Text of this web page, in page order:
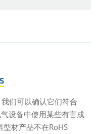
们可以确认它们符合
设备中使用某些有害成
型材产品不在RoHS